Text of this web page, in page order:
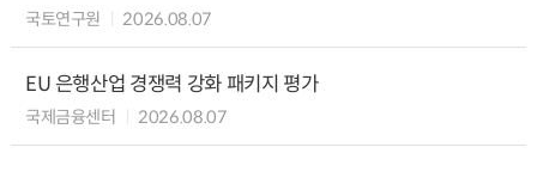
국토연구원 2026.08.07
EU 은행산업 경쟁력 강화 패키지 평가
국제금융센터 2026.08.07